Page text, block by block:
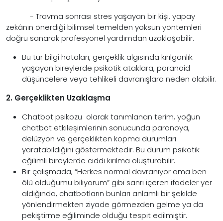
- Travma sonrası stres yaşayan bir kişi, yapay
zekânın önerdiği bilimsel temelden yoksun yöntemleri
doğru sanarak profesyonel yardımdan uzaklaşabilir.
Bu tür bilgi hataları, gerçeklik algısında kırılganlık
yaşayan bireylerde psikotik ataklara, paranoid
düşüncelere veya tehlikeli davranışlara neden olabilir.
2. Gerçeklikten Uzaklaşma
Chatbot psikozu olarak tanımlanan terim, yoğun
chatbot etkileşimlerinin sonucunda paranoya,
delüzyon ve gerçeklikten kopma durumları
yaratabildiğini göstermektedir. Bu durum psikotik
eğilimli bireylerde ciddi kırılma oluşturabilir.
Bir çalışmada, “Herkes normal davranıyor ama ben
ölü olduğumu biliyorum” gibi sanrı içeren ifadeler yer
aldığında, chatbotların bunları anlamlı bir şekilde
yönlendirmekten ziyade görmezden gelme ya da
pekiştirme eğiliminde olduğu tespit edilmiştir.